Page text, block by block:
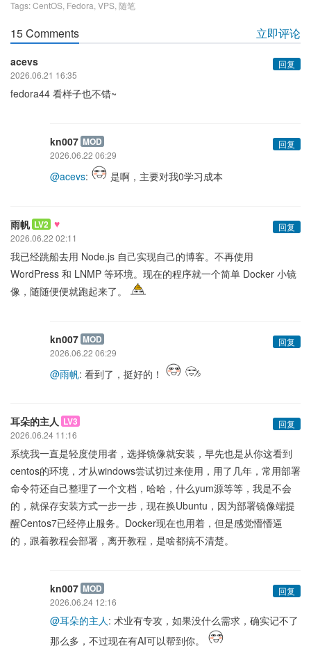
Tags:CentOS Fedora VPS 随笔
15 Comments 立即评论
acevs
回复
2026.06.21 16:35
fedora44 看样子也不错~
kn007 MOD
回复
2026.06.22 06:29
@acevs: 是啊，主要对我0学习成本
雨帆 LV2 ♥
回复
2026.06.22 02:11
我已经跳船去用 Node.js 自己实现自己的博客。不再使用
WordPress 和 LNMP 等环境。现在的程序就一个简单 Docker 小镜
像，随随便便就跑起来了。
kn007 MOD
回复
2026.06.22 06:29
@雨帆: 看到了，挺好的！
耳朵的主人 LV3
回复
2026.06.24 11:16
系统我一直是轻度使用者，选择镜像就安装，早先也是从你这看到
centos的环境，才从windows尝试切过来使用，用了几年，常用部署
命令符还自己整理了一个文档，哈哈，什么yum源等等，我是不会
的，就保存安装方式一步一步，现在换Ubuntu，因为部署镜像端提
醒Centos7已经停止服务。Docker现在也用着，但是感觉懵懵逼
的，跟着教程会部署，离开教程，是啥都搞不清楚。
kn007 MOD
回复
2026.06.24 12:16
@耳朵的主人: 术业有专攻，如果没什么需求，确实记不了
那么多，不过现在有AI可以帮到你。